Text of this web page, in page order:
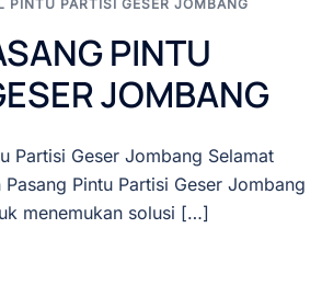
PINTU PARTISI GESER JOMBANG
PINTU
JOMBANG
Partisi Geser Jombang Selamat
Pintu Partisi Geser Jombang
menemukan solusi […]